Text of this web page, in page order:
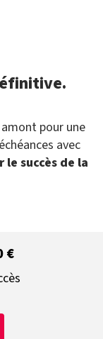
pour une
avec
succès de la
€